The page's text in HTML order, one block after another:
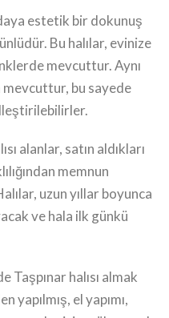
estetik bir dokunuş
Bu halılar, evinize
mevcuttur. Aynı
bu sayede
alanlar, satın aldıkları
memnun
uzun yıllar boyunca
ve hala ilk günkü
Taşpınar halısı almak
yapılmış, el yapımı,